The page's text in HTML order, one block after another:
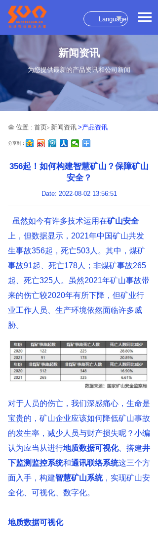
Language
新闻资讯
为您提供最新的产品资讯和公司新闻
位置 : 首页> 新闻资讯 >产品资讯
分享到：
356起！如何构建智慧矿山？保障矿山
安全？
Date: 2022-08-02 13:56:51
虽然如今有许多技术运用在矿山安全
上，但数据显示，2021年中国矿山共发
生事故356起，死亡503人。其中，煤矿
事故91起、死亡178人；非煤矿事故265
起、死亡325人。虽然2021年矿山事故带
来的伤亡较2020年有所下降，但矿业行
业工作人员、生产环境依然面临许多威
胁。
对于人员的伤亡，我们深感痛心，生命是
宝贵的，矿山企业应该如何降低矿山事故
的发生率，减少人员与财产损失呢？小编
认为应当从进行地质数据可视化、搭建井
下监测监控系统和通讯联络系统这三个方
面入手，构建智慧矿山系统，实现矿山安
全化、可视化、数字化。
地质数据可视化